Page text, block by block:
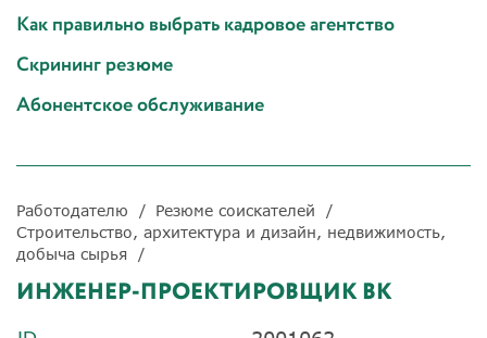
Как правильно выбрать кадровое агентство
Скрининг резюме
Абонентское обслуживание
Работодателю
Резюме соискателей
Строительство, архитектура и дизайн, недвижимость,
добыча сырья
ИНЖЕНЕР-ПРОЕКТИРОВЩИК ВК